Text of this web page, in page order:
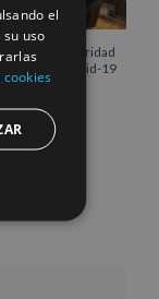
su solidaridad
frente al Covid-19
el
su uso